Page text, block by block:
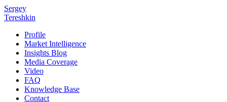
Sergey
Tereshkin
Profile
Market Intelligence
Insights Blog
Media Coverage
Video
FAQ
Knowledge Base
Contact